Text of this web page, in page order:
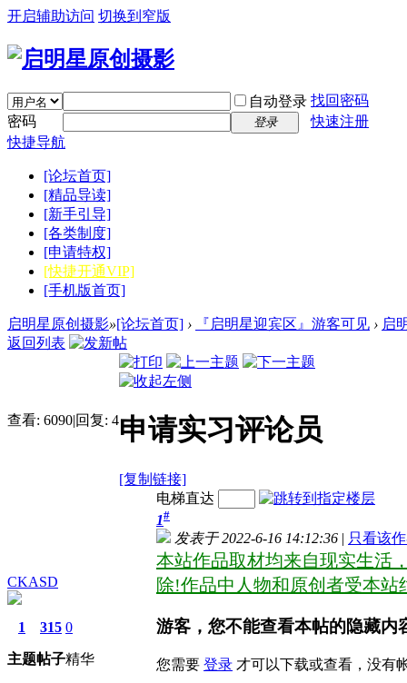
开启辅助访问 切换到窄版
自动登录 找回密码
密码
登录
快速注册
快捷导航
[论坛首页]
[精品导读]
[新手引导]
[各类制度]
[申请特权]
[快捷开通VIP]
[手机版首页]
启明星原创摄影»[论坛首页] › 『启明星迎宾区』游客可见 › 启
返回列表
查看: 6090|回复: 4申请实习评论员
[复制链接]
CKASD
1
主题
315
帖子
0
精华
电梯直达
1#
发表于 2022-6-16 14:12:36 | 只看该
本站作品取材均来自现实生活
除!作品中人物和原创者受本
游客，您不能查看本帖的隐藏
您需要 登录 才可以下载或查看，没有